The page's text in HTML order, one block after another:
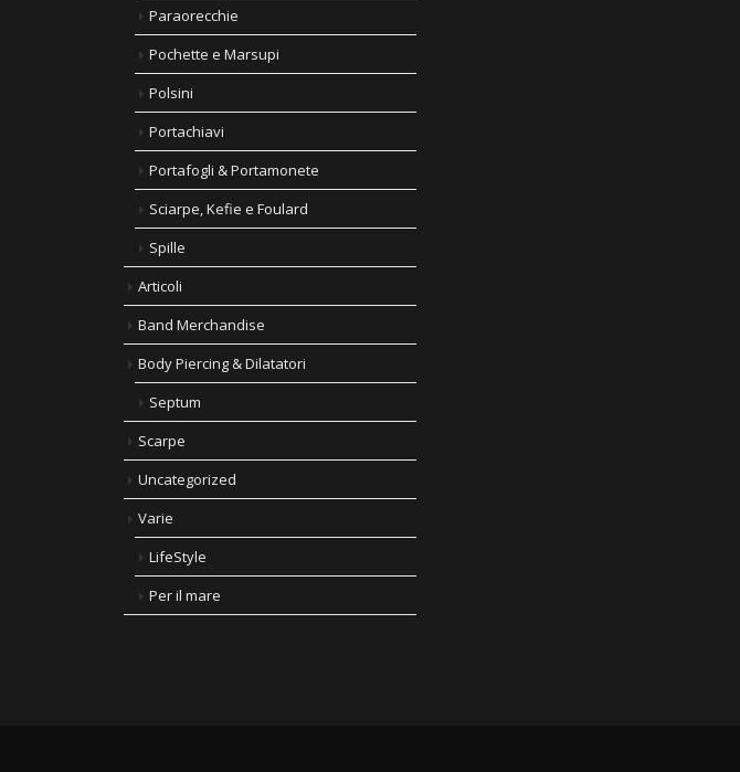
Paraorecchie
Pochette e Marsupi
Polsini
Portachiavi
Portafogli & Portamonete
Sciarpe, Kefie e Foulard
Spille
Articoli
Band Merchandise
Body Piercing & Dilatatori
Septum
Scarpe
Uncategorized
Varie
LifeStyle
Per il mare